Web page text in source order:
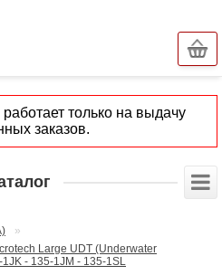
только на выдачу
заказов.
»
Large UDT (Underwater
- 135-1JM - 135-1SL